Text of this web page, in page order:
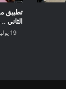
تطبيق
الثاني
19 يوليو، 2022